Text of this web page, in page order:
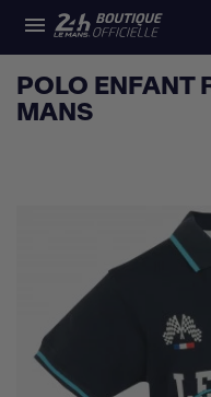

POLO ENFANT
MANS